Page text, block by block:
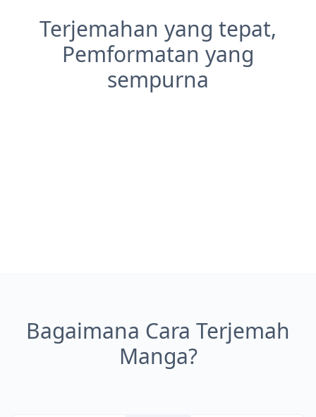
Terjemahan yang tepat,
Pemformatan yang
sempurna
Bagaimana Cara Terjemah
Manga?